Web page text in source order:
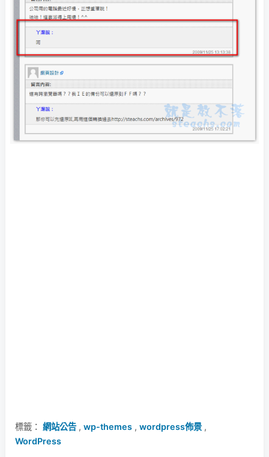
標籤： 網站公告, wp-themes , wordpress佈景,
WordPress